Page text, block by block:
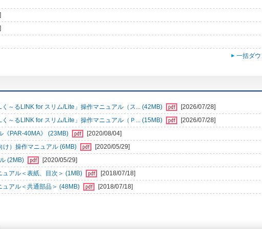
一括ダ
～るLINK for スリム/Lite」操作マニュアル（ス... (42MB)
[2026/07/28]
～るLINK for スリム/Lite」操作マニュアル（Ｐ... (15MB)
[2026/07/28]
《PAR-40MA》 (23MB)
[2020/08/04]
け）操作マニュアル (6MB)
[2020/05/29]
(2MB)
[2020/05/29]
アル＜表紙、目次＞ (1MB)
[2018/07/18]
アル＜共通部品＞ (48MB)
[2018/07/18]